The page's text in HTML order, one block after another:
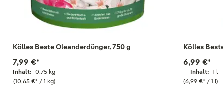
Kölles Beste Oleanderdünger, 750 g
Inhalt: 0.75 kg
(10,65 €* / 1 kg)
7,99 €*
Kölles
Inhalt: 1 l
(6,99 €* / 1 l)
6,99 €*